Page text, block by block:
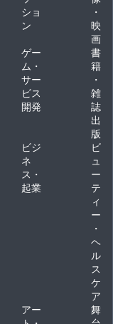
ショ
ン
・
映
画
ゲー
ム・
サー
ビス
開発
書
籍
・
雑
誌
出
版
ビジ
ネ
ス・
起業
ビ
ュ
ー
テ
ィ
ー
・
ヘ
ル
ス
ケ
ア
アー
舞